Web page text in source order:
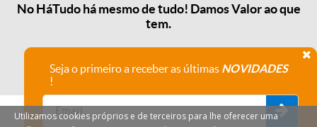
No HáTudo há mesmo de tudo! Damos Valor ao que
tem.
Seja o primeiro a receber as últimas NOVIDADES
!
Utilizamos cookies próprios e de terceiros para lhe oferecer uma